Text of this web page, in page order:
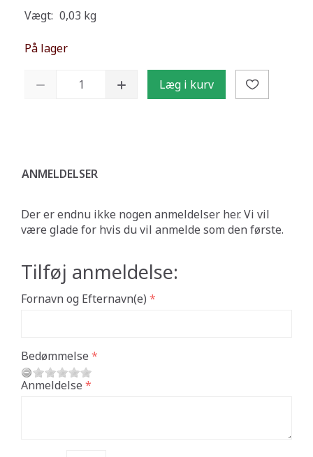
Vægt: 0,03 kg
På lager
Læg i kurv
ANMELDELSER
Der er endnu ikke nogen anmeldelser her. Vi vil
være glade for hvis du vil anmelde som den første.
Tilføj anmeldelse:
Fornavn og Efternavn(e)
Bedømmelse
Anmeldelse